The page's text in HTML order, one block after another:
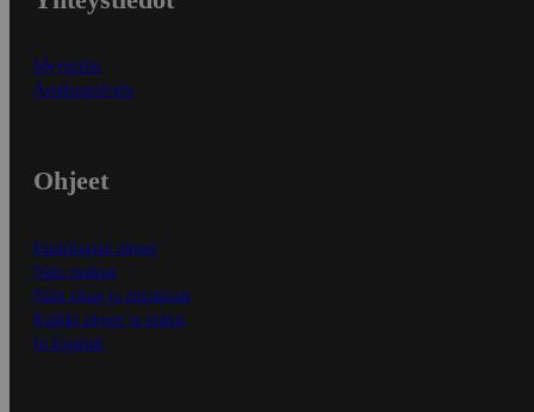
Myymälät
Asiakaspalvelu
Ohjeet
Ensitilaajan ohjeet
Näin maksat
Näin tilaat ja muokkaat
Kaikki ohjeet ja vinkit
In English